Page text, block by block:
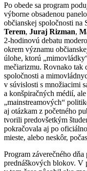
Po obede sa program
výborne obsadenou
občianskej spoločnosti
Terem, Juraj Rizman,
2-hodinovú debatu
okrem významu
úlohe, ktorú
mečiarizmu. Rovnako tak
spoločnosti a
v súvislosti s množiacimi
a konšpiračných médií,
„mainstreamových“
aj otázkam z početného
tvorili predovšetkým
pokračovala aj po
mieste, alebo neskôr,
Program záverečného
prednáškových blokov. V